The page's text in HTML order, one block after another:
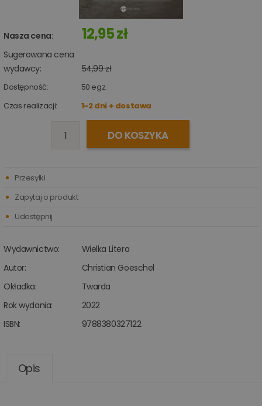
Nasza cena: 12,95 zł
Sugerowana cena
wydawcy:
54,99 zł
Dostępność: 50 egz.
Czas realizacji:
1-2 dni + dostawa
DO KOSZYKA
Wydawnictwo:
Wielka Litera
Autor:
Christian Goeschel
Okładka:
Twarda
Rok wydania:
2022
ISBN:
9788380327122
Przesyłki
Zapytaj o produkt
Udostępnij
Opis